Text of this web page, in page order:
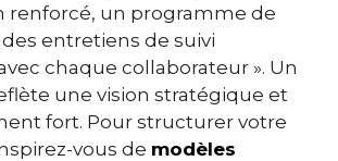
renforcé, un programme de
entretiens de suivi
chaque collaborateur ». Un
une vision stratégique et
fort. Pour structurer votre
vous de modèles